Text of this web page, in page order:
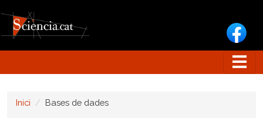
Inici Bases de dades